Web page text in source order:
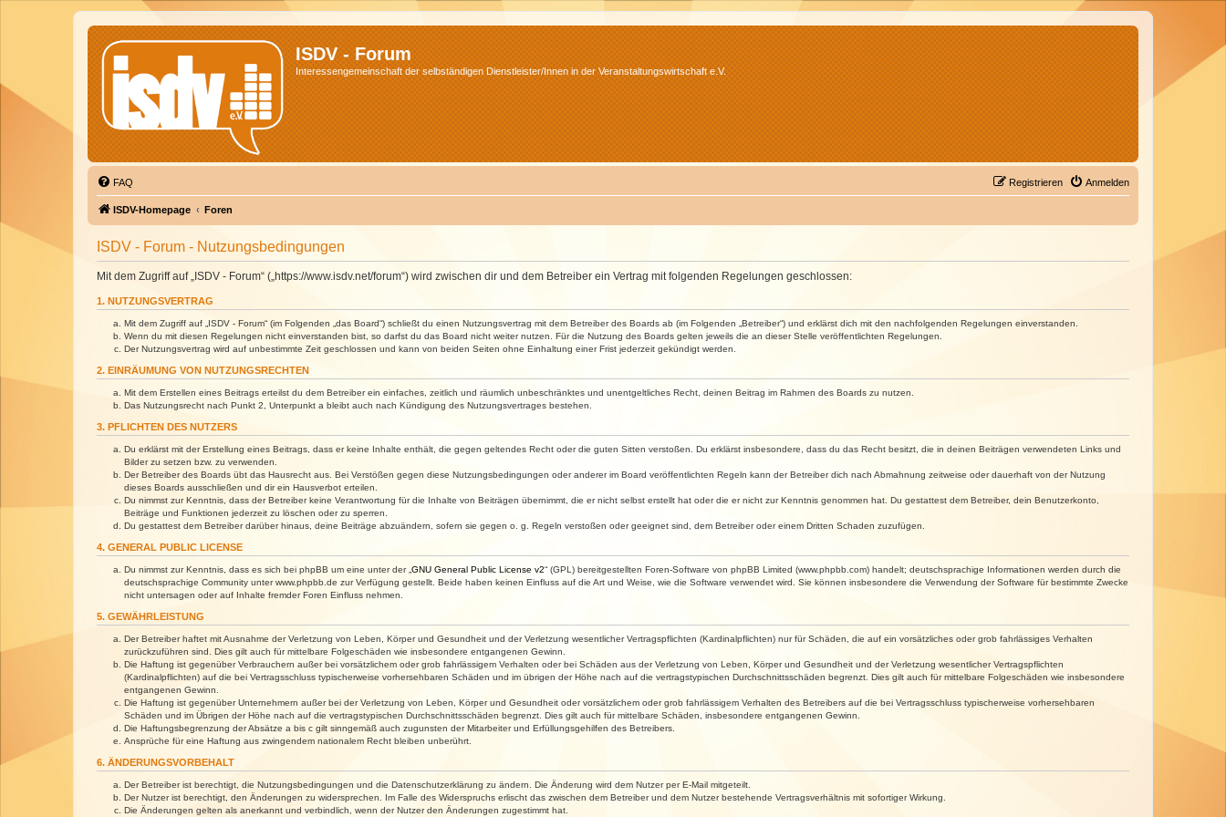
ISDV - Forum
Interessengemeinschaft der selbständigen Dienstleister/Innen in der Veranstaltungswirtschaft e.V.
FAQ Anmelden
Registrieren
ISDV-Homepage Foren
ISDV - Forum - Nutzungsbedingungen
Mit dem Zugriff auf „ISDV - Forum“ („https://www.isdv.net/forum“) wird zwischen dir und dem Betreiber ein Vertrag mit folgenden Regelungen geschlossen:
1. NUTZUNGSVERTRAG
Mit dem Zugriff auf „ISDV - Forum“ (im Folgenden „das Board“) schließt du einen Nutzungsvertrag mit dem Betreiber des Boards ab (im Folgenden „Betreiber“) und erklärst dich mit den nachfolgenden Regelungen einverstanden.
Wenn du mit diesen Regelungen nicht einverstanden bist, so darfst du das Board nicht weiter nutzen. Für die Nutzung des Boards gelten jeweils die an dieser Stelle veröffentlichten Regelungen.
Der Nutzungsvertrag wird auf unbestimmte Zeit geschlossen und kann von beiden Seiten ohne Einhaltung einer Frist jederzeit gekündigt werden.
2. EINRÄUMUNG VON NUTZUNGSRECHTEN
Mit dem Erstellen eines Beitrags erteilst du dem Betreiber ein einfaches, zeitlich und räumlich unbeschränktes und unentgeltliches Recht, deinen Beitrag im Rahmen des Boards zu nutzen.
Das Nutzungsrecht nach Punkt 2, Unterpunkt a bleibt auch nach Kündigung des Nutzungsvertrages bestehen.
3. PFLICHTEN DES NUTZERS
Du erklärst mit der Erstellung eines Beitrags, dass er keine Inhalte enthält, die gegen geltendes Recht oder die guten Sitten verstoßen. Du erklärst insbesondere, dass du das Recht besitzt, die in deinen Beiträgen verwendeten Links und
Bilder zu setzen bzw. zu verwenden.
Der Betreiber des Boards übt das Hausrecht aus. Bei Verstößen gegen diese Nutzungsbedingungen oder anderer im Board veröffentlichten Regeln kann der Betreiber dich nach Abmahnung zeitweise oder dauerhaft von der Nutzung
dieses Boards ausschließen und dir ein Hausverbot erteilen.
Du nimmst zur Kenntnis, dass der Betreiber keine Verantwortung für die Inhalte von Beiträgen übernimmt, die er nicht selbst erstellt hat oder die er nicht zur Kenntnis genommen hat. Du gestattest dem Betreiber, dein Benutzerkonto,
Beiträge und Funktionen jederzeit zu löschen oder zu sperren.
Du gestattest dem Betreiber darüber hinaus, deine Beiträge abzuändern, sofern sie gegen o. g. Regeln verstoßen oder geeignet sind, dem Betreiber oder einem Dritten Schaden zuzufügen.
4. GENERAL PUBLIC LICENSE
Du nimmst zur Kenntnis, dass es sich bei phpBB um eine unter der „ GNU General Public License v2“ (GPL) bereitgestellten Foren-Software von phpBB Limited (www.phpbb.com) handelt; deutschsprachige Informationen werden durch die
deutschsprachige Community unter www.phpbb.de zur Verfügung gestellt. Beide haben keinen Einfluss auf die Art und Weise, wie die Software verwendet wird. Sie können insbesondere die Verwendung der Software für bestimmte Zwecke
nicht untersagen oder auf Inhalte fremder Foren Einfluss nehmen.
5. GEWÄHRLEISTUNG
Der Betreiber haftet mit Ausnahme der Verletzung von Leben, Körper und Gesundheit und der Verletzung wesentlicher Vertragspflichten (Kardinalpflichten) nur für Schäden, die auf ein vorsätzliches oder grob fahrlässiges Verhalten
zurückzuführen sind. Dies gilt auch für mittelbare Folgeschäden wie insbesondere entgangenen Gewinn.
Die Haftung ist gegenüber Verbrauchern außer bei vorsätzlichem oder grob fahrlässigem Verhalten oder bei Schäden aus der Verletzung von Leben, Körper und Gesundheit und der Verletzung wesentlicher Vertragspflichten
(Kardinalpflichten) auf die bei Vertragsschluss typischerweise vorhersehbaren Schäden und im übrigen der Höhe nach auf die vertragstypischen Durchschnittsschäden begrenzt. Dies gilt auch für mittelbare Folgeschäden wie insbesondere
entgangenen Gewinn.
Die Haftung ist gegenüber Unternehmern außer bei der Verletzung von Leben, Körper und Gesundheit oder vorsätzlichem oder grob fahrlässigem Verhalten des Betreibers auf die bei Vertragsschluss typischerweise vorhersehbaren
Schäden und im Übrigen der Höhe nach auf die vertragstypischen Durchschnittsschäden begrenzt. Dies gilt auch für mittelbare Schäden, insbesondere entgangenen Gewinn.
Die Haftungsbegrenzung der Absätze a bis c gilt sinngemäß auch zugunsten der Mitarbeiter und Erfüllungsgehilfen des Betreibers.
Ansprüche für eine Haftung aus zwingendem nationalem Recht bleiben unberührt.
6. ÄNDERUNGSVORBEHALT
Der Betreiber ist berechtigt, die Nutzungsbedingungen und die Datenschutzerklärung zu ändern. Die Änderung wird dem Nutzer per E-Mail mitgeteilt.
Der Nutzer ist berechtigt, den Änderungen zu widersprechen. Im Falle des Widerspruchs erlischt das zwischen dem Betreiber und dem Nutzer bestehende Vertragsverhältnis mit sofortiger Wirkung.
Die Änderungen gelten als anerkannt und verbindlich, wenn der Nutzer den Änderungen zugestimmt hat.